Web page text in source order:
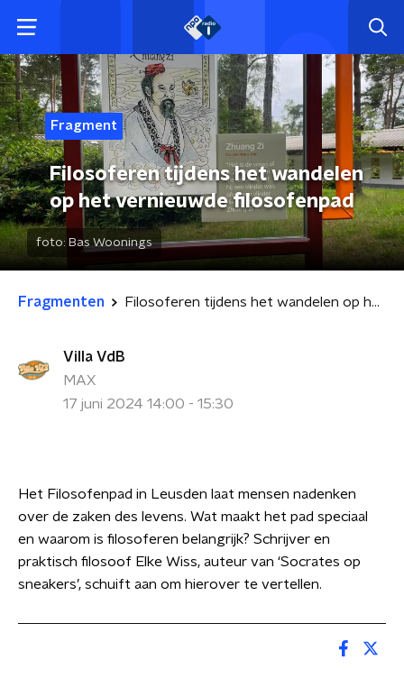
Fragment
Filosoferen tijdens het wandelen
op het vernieuwde filosofenpad
foto: Bas Woonings
Fragmenten Filosoferen tijdens het wandelen op het vernieuwde filosofenpad
Villa VdB
MAX
17 juni 2024 14:00 - 15:30
Het Filosofenpad in Leusden laat mensen nadenken
over de zaken des levens. Wat maakt het pad speciaal
en waarom is filosoferen belangrijk? Schrijver en
praktisch filosoof Elke Wiss, auteur van ‘Socrates op
sneakers’, schuift aan om hierover te vertellen.